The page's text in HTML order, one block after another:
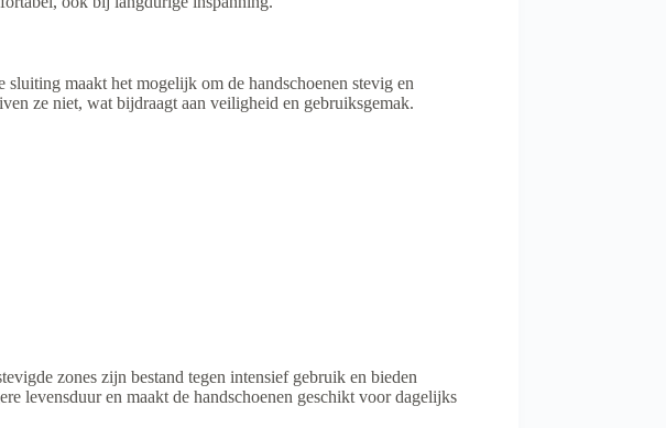
maakt het mogelijk om de handschoenen stevig en
ze niet, wat bijdraagt aan veiligheid en gebruiksgemak.
zones zijn bestand tegen intensief gebruik en bieden
levensduur en maakt de handschoenen geschikt voor dagelijks